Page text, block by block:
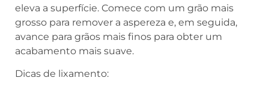
eleva a superfície. Comece com um grão mais
grosso para remover a aspereza e, em seguida,
avance para grãos mais finos para obter um
acabamento mais suave.
Dicas de lixamento: